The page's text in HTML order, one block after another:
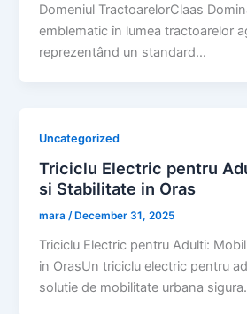
Domeniul TractoarelorClaas
emblematic în lumea tractoarelor
reprezentând un standard…
Uncategorized
Triciclu Electric pentru
si Stabilitate in Oras
mara/ December 31, 2025
Triciclu Electric pentru Adulti:
in OrasUn triciclu electric pentru
solutie de mobilitate urbana